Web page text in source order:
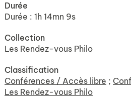
Durée
Durée : 1h 14mn 9s
Collection
Les Rendez-vous Philo
Classification
Conférences / Accès libre ;
Les Rendez-vous Philo